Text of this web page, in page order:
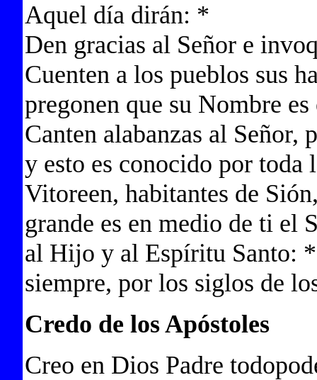
Aquel día dirán: *
Den gracias al Señor e
Cuenten a los pueblos sus
pregonen que su Nombre es
Canten alabanzas al Señor,
y esto es conocido por toda
Vitoreen, habitantes de
grande es en medio de ti el
al Hijo y al Espíritu Santo:
siempre, por los siglos de
Credo de los Apóstoles
Creo en Dios Padre